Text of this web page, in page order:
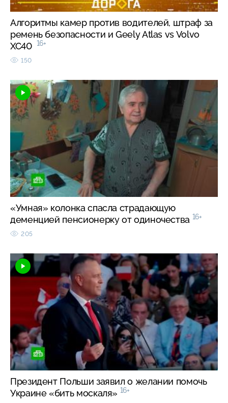
Алгоритмы камер против водителей, штраф за
ремень безопасности и Geely Atlas vs Volvo
XC40 16+
150
«Умная» колонка спасла страдающую
деменцией пенсионерку от одиночества 16+
205
Президент Польши заявил о желании помочь
Украине «бить москаля» 16+